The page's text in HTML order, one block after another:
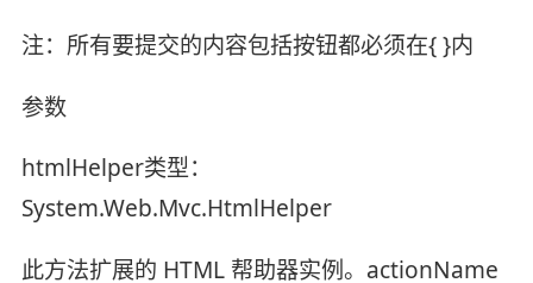
注：所有要提交的内容包括按钮都必须在{ }内
参数
htmlHelper类型：
System.Web.Mvc.HtmlHelper
此方法扩展的 HTML 帮助器实例。actionName